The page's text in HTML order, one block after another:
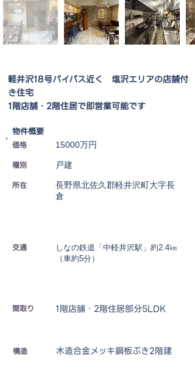
軽井沢18号バイパス近く 塩沢エリアの店舗付
き住宅
1階店舗・2階住居で即営業可能です
​物件概要
価格 15000万円
種別 戸建
所在
長野県北佐久郡軽井沢町大字長
倉
交通
しなの鉄道「中軽井沢駅」約2.4㎞
（車約5分）
​間取り 1階店舗・2階住居部分5LDK
​構造 木造合金メッキ鋼板ぶき2階建